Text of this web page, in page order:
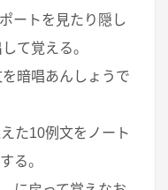
ートを見たり隠し
て覚える。
暗唱あんしょうで
た10例文をノート
る。